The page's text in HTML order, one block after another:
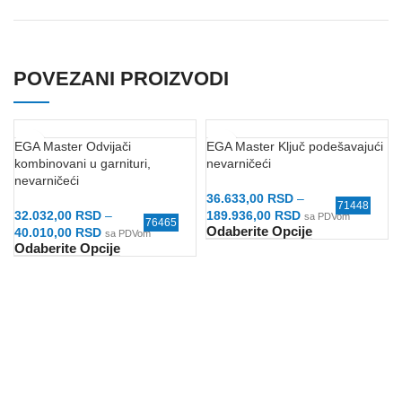
POVEZANI PROIZVODI
EGA Master Odvijači
kombinovani u garnituri,
nevarničeći
32.032,00 RSD –
40.010,00 RSD sa PDVom
Odaberite Opcije
76465
EGA Master Ključ podešavajući
nevarničeći
36.633,00 RSD –
189.936,00 RSD sa PDVom
Odaberite Opcije
71448